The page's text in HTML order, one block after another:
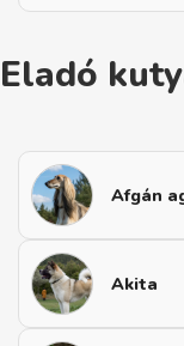
Eladó
Afgán
Akita